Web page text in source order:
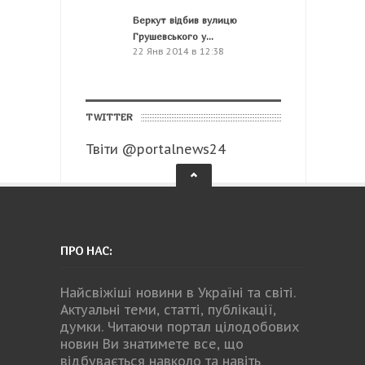
Беркут відбив вулицю
Грушевського у...
22 Янв 2014 в 12:38
TWITTER
Твіти @portalnews24
ПРО НАС:
Найсвіжіші новини в Україні та світі.
Актуальні теми, статті, публікації,
думки. Читаючи портал цілодобових
новин Ви знатимете все, що
відбувається навколо та навіть